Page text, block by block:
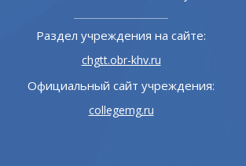
Раздел учреждения на сайте:
chgtt.obr-khv.ru
Официальный сайт учреждения:
collegemg.ru